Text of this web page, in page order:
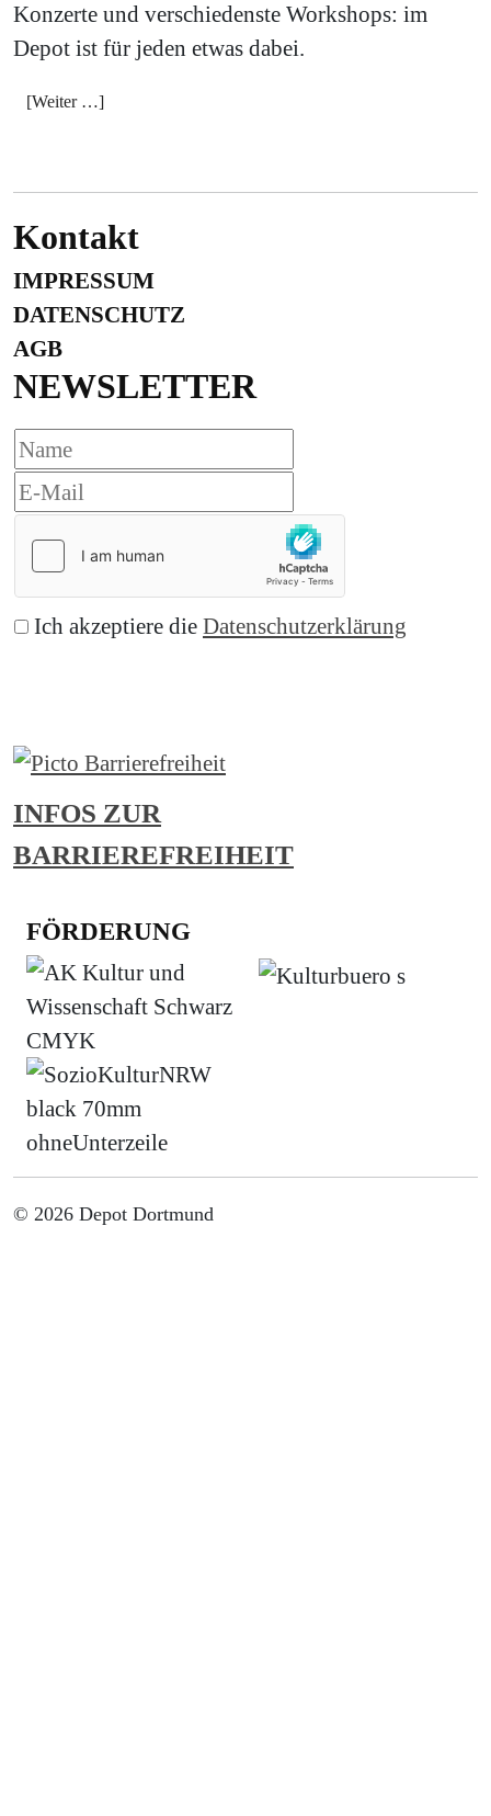
Konzerte und verschiedenste Workshops: im
Depot ist für jeden etwas dabei.
[Weiter …]
Kontakt
IMPRESSUM
DATENSCHUTZ
AGB
NEWSLETTER
Ich akzeptiere die Datenschutzerklärung
INFOS ZUR
BARRIEREFREIHEIT
FÖRDERUNG
© 2026 Depot Dortmund